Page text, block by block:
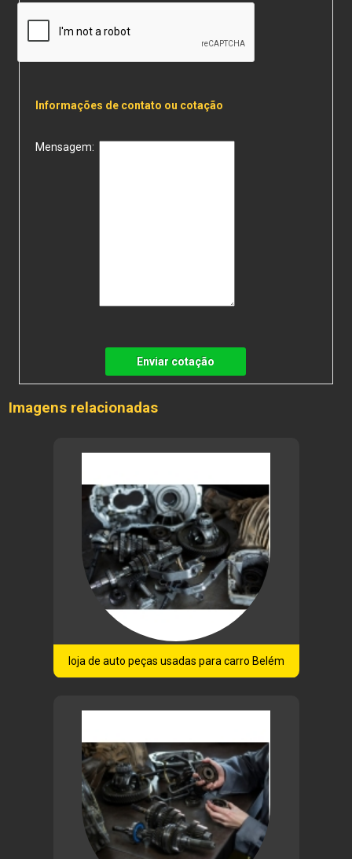
Informações de contato ou cotação
Mensagem:
Enviar cotação
Imagens relacionadas
loja de auto peças usadas para carro Belém